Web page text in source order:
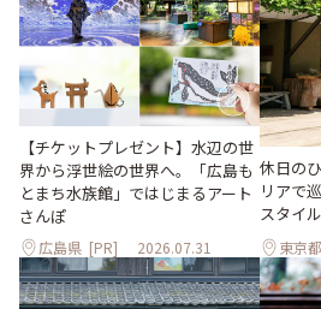
【チケットプレゼント】水辺の世
界から浮世絵の世界へ。「広島も
とまち水族館」ではじまるアート
さんぽ
広島県 [PR] 2026.07.31
休日の
リアで
スタイ
東京都